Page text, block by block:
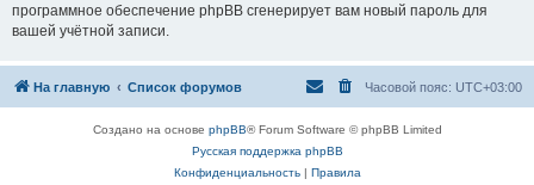
программное обеспечение phpBB сгенерирует вам новый пароль для
вашей учётной записи.
На главную Список форумов Часовой пояс: UTC+03:00
Создано на основе phpBB® Forum Software © phpBB Limited
Русская поддержка phpBB
Конфиденциальность| Правила